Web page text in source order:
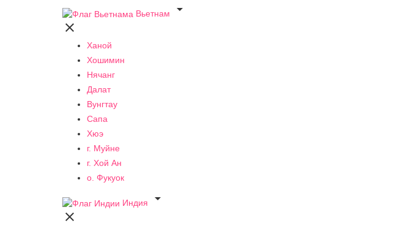
Вьетнам


Ханой
Хошимин
Нячанг
Далат
Вунгтау
Сапа
Хюэ
г. Муйне
г. Хой Ан
о. Фукуок
Индия

